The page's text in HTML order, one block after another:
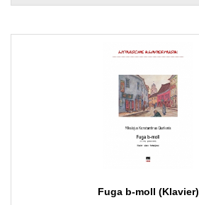
Fuga b-moll (Klavier)